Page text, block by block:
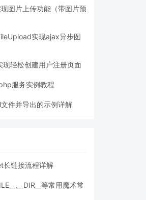
图片上传功能（带图片预
实现ajax异步图
现轻松创建用户注册页面
服务实例教程
件并导出的示例详解
长链接流程详解
等常用魔术常